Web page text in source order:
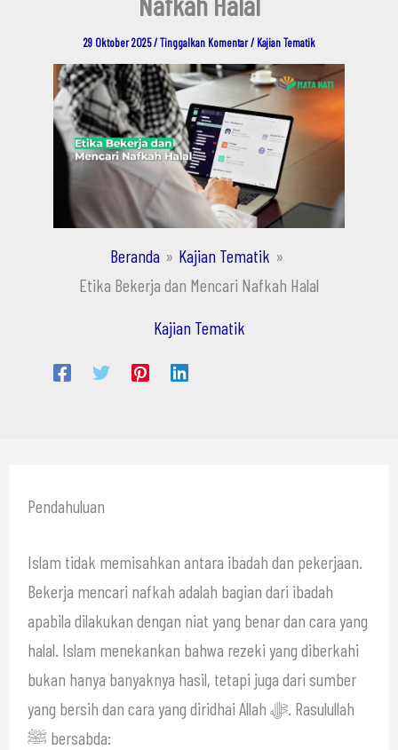
29 Oktober 2025/Tinggalkan Komentar / Kajian Tematik
Beranda
Kajian Tematik
Etika Bekerja dan Mencari Nafkah Halal
Kajian Tematik
Pendahuluan
Islam tidak memisahkan antara ibadah dan pekerjaan.
Bekerja mencari nafkah adalah bagian dari ibadah
apabila dilakukan dengan niat yang benar dan cara yang
halal. Islam menekankan bahwa rezeki yang diberkahi
bukan hanya banyaknya hasil, tetapi juga dari sumber
yang bersih dan cara yang diridhai Allah ﷻ. Rasulullah
ﷺ bersabda: